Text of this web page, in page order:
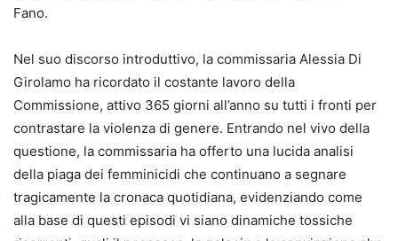
Fano.
Nel suo discorso introduttivo, la commissaria Alessia Di
Girolamo ha ricordato il costante lavoro della
Commissione, attivo 365 giorni all’anno su tutti i fronti per
contrastare la violenza di genere. Entrando nel vivo della
questione, la commissaria ha offerto una lucida analisi
della piaga dei femminicidi che continuano a segnare
tragicamente la cronaca quotidiana, evidenziando come
alla base di questi episodi vi siano dinamiche tossiche